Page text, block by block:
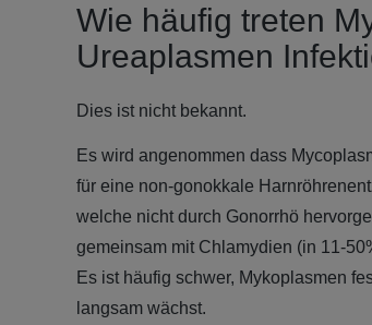
Wie häufig treten
Ureaplasmen
Dies ist nicht bekannt.
Es wird angenommen dass
für eine non-gonokkale
welche nicht durch Gonorrhö
gemeinsam mit Chlamydien (in 11-
Es ist häufig schwer, Mykoplasmen
langsam wächst.